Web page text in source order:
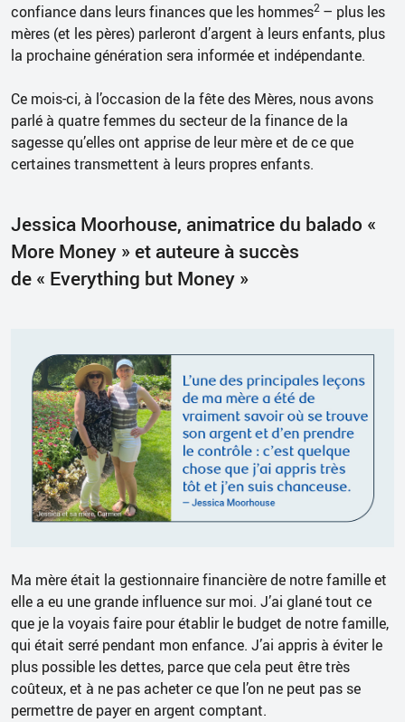
confiance dans leurs finances que les hommes2 – plus les
mères (et les pères) parleront d’argent à leurs enfants, plus
la prochaine génération sera informée et indépendante.
Ce mois-ci, à l’occasion de la fête des Mères, nous avons
parlé à quatre femmes du secteur de la finance de la
sagesse qu’elles ont apprise de leur mère et de ce que
certaines transmettent à leurs propres enfants.
Jessica Moorhouse, animatrice du balado «
More Money » et auteure à succès
de « Everything but Money »
Ma mère était la gestionnaire financière de notre famille et
elle a eu une grande influence sur moi. J’ai glané tout ce
que je la voyais faire pour établir le budget de notre famille,
qui était serré pendant mon enfance. J’ai appris à éviter le
plus possible les dettes, parce que cela peut être très
coûteux, et à ne pas acheter ce que l’on ne peut pas se
permettre de payer en argent comptant.